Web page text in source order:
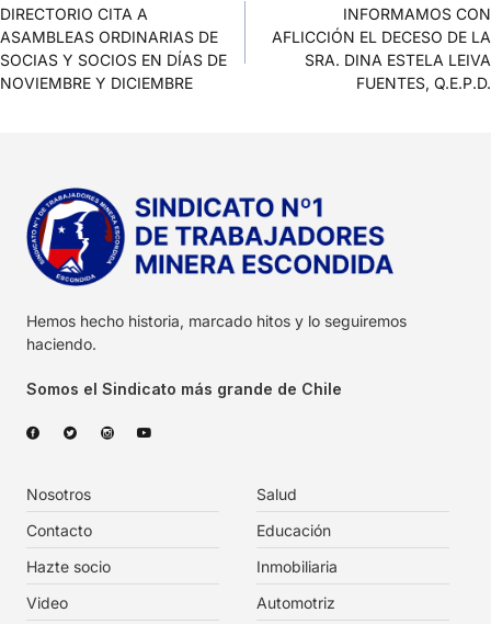
DIRECTORIO CITA A
ASAMBLEAS ORDINARIAS DE
SOCIAS Y SOCIOS EN DÍAS DE
NOVIEMBRE Y DICIEMBRE
INFORMAMOS CON
AFLICCIÓN EL DECESO DE LA
SRA. DINA ESTELA LEIVA
FUENTES, Q.E.P.D.
Hemos hecho historia, marcado hitos y lo seguiremos
haciendo.
Somos el Sindicato más grande de Chile
Nosotros
Contacto
Hazte socio
Video
Salud
Educación
Inmobiliaria
Automotriz